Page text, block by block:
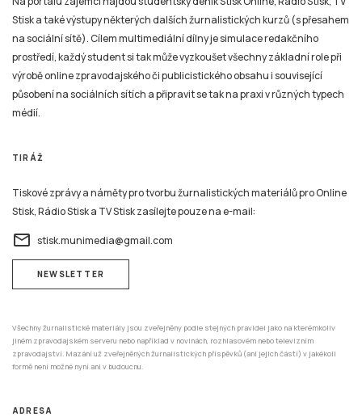
Stisk a také výstupy některých dalších žurnalistických kurzů (s přesahem
na sociální sítě). Cílem multimediální dílny je simulace redakčního
prostředí, každý student si tak může vyzkoušet všechny základní role při
výrobě online zpravodajského či publicistického obsahu i související
působení na sociálních sítích a připravit se tak na praxi v různých typech
médií.
TIRÁŽ
Tiskové zprávy a náměty pro tvorbu žurnalistických materiálů pro Online
Stisk, Rádio Stisk a TV Stisk zasílejte pouze na e-mail:
email stisk.munimedia@gmail.com
NEWSLETTER
Všechny žurnalistické materiály jsou zveřejněny podle stejných pravidel jako na kterémkoliv
jiném zpravodajském serveru nebo například v novinách, rozhlasovém nebo televizním
zpravodajství. Mazání už zveřejněných žurnalistických příspěvků (ani jejich částí) v jakékoli
formě není možné nyní ani v budoucnu.
ADRESA